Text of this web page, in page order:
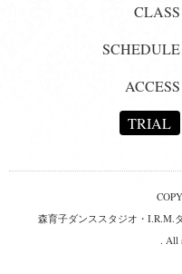
CLASS
SCHEDULE
ACCESS
TRIAL
森育子ダンススタジオ・I.R.M.
. All